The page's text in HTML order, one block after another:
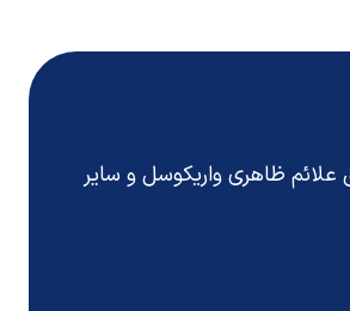
علائم ظاهری واریکوسلو سایر